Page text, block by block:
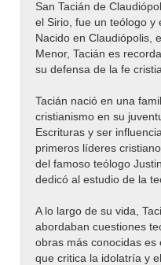
San Tacián de
el Sirio, fue un teólogo y
Nacido en Claudiópolis,
Menor, Tacián es
su defensa de la fe
Tacián nació en una
cristianismo en su
Escrituras y ser
primeros líderes
del famoso teólogo
dedicó al estudio de la
A lo largo de su vida,
abordaban cuestiones
obras más conocidas es
que critica la idolatría y